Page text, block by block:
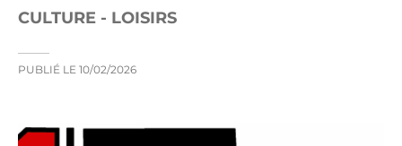
CULTURE - LOISIRS
PUBLIÉ LE 10/02/2026